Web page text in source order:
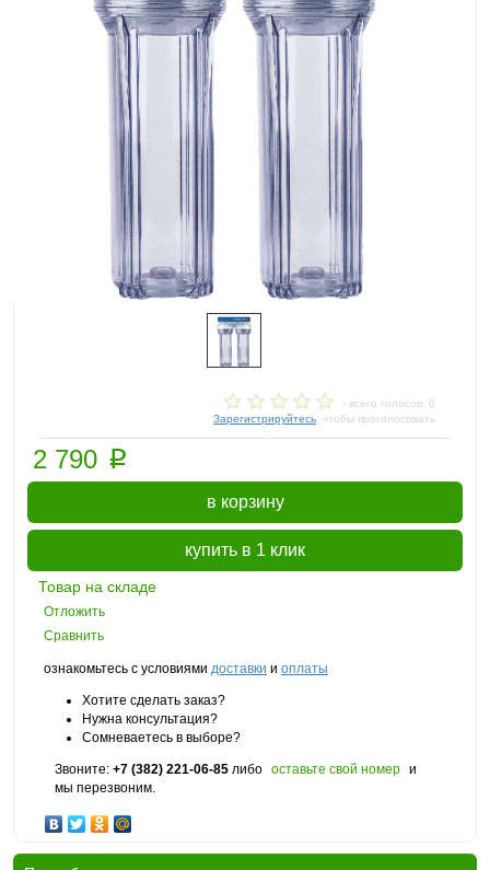
- всего голосов: 0
Зарегистрируйтесь , чтобы проголосовать
2 790 p
в корзину
купить в 1 клик
Товар на складе
Отложить
Сравнить
ознакомьтесь с условиями доставки и оплаты
Хотите сделать заказ?
Нужна консультация?
Сомневаетесь в выборе?
Звоните: +7 (382) 221-06-85 либо оставьте свой номер и
мы перезвоним.